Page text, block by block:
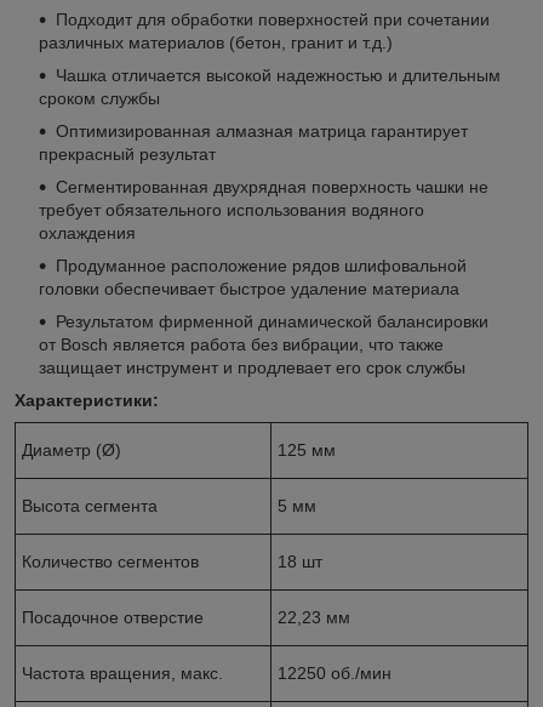
Подходит для обработки поверхностей при сочетании
различных материалов (бетон, гранит и т.д.)
Чашка отличается высокой надежностью и длительным
сроком службы
Оптимизированная алмазная матрица гарантирует
прекрасный результат
Сегментированная двухрядная поверхность чашки не
требует обязательного использования водяного
охлаждения
Продуманное расположение рядов шлифовальной
головки обеспечивает быстрое удаление материала
Результатом фирменной динамической балансировки
от Bosch является работа без вибрации, что также
защищает инструмент и продлевает его срок службы
Характеристики:
Диаметр (Ø) 125 мм
Высота сегмента 5 мм
Количество сегментов 18 шт
Посадочное отверстие 22,23 мм
Частота вращения, макс. 12250 об./мин